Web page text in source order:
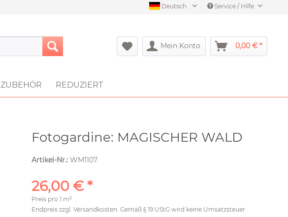
Deutsch Service / Hilfe
Mein Konto 0,00 € *
ZUBEHÖR REDUZIERT
Fotogardine: MAGISCHER WALD
Artikel-Nr.:WM1107
26,00 € *
Preis pro1 m²
Endpreis zzgl.Versandkosten. Gemäß § 19 UStG wird keine Umsatzsteuer